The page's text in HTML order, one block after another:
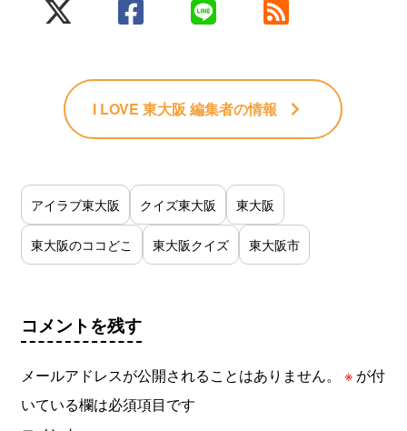
I LOVE 東大阪 編集者の情報
アイラブ東大阪 クイズ東大阪 東大阪
東大阪のココどこ 東大阪クイズ 東大阪市
コメントを残す
メールアドレスが公開されることはありません。 ※ が付
いている欄は必須項目です